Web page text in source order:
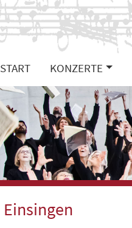
START KONZERTE
Einsingen